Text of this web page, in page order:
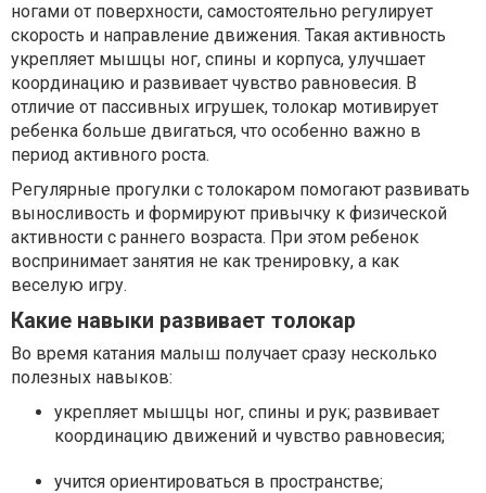
ногами от поверхности, самостоятельно регулирует
скорость и направление движения. Такая активность
укрепляет мышцы ног, спины и корпуса, улучшает
координацию и развивает чувство равновесия. В
отличие от пассивных игрушек, толокар мотивирует
ребенка больше двигаться, что особенно важно в
период активного роста.
Регулярные прогулки с толокаром помогают развивать
выносливость и формируют привычку к физической
активности с раннего возраста. При этом ребенок
воспринимает занятия не как тренировку, а как
веселую игру.
Какие навыки развивает толокар
Во время катания малыш получает сразу несколько
полезных навыков:
укрепляет мышцы ног, спины и рук; развивает
координацию движений и чувство равновесия;
учится ориентироваться в пространстве;